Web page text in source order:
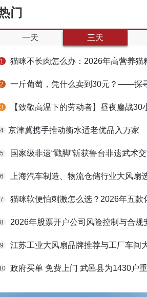
门
一天 三天
1 猫咪不长肉怎么办：2026年高营养猫
2 一斤葡萄，凭什么卖到30元？——探寻武邑悠然生态农
3 【致敬高温下的劳动者】昼夜鏖战30小时 建投衡水水务紧急
4 ​京津冀携手推动衡水适老优品入万家
5 国家级非遗“戳脚”斩获鲁台非遗武术交流大会
6 上海汽车制造、物流仓储行业大风扇选型：开勒环境上海总部本
7 猫咪软便怕刺激怎么选？2026年五款化毛片排
8 2026年股票开户公司风险控制与合规安全性评估：投资者保
9 江苏工业大风扇品牌推荐与工厂车间大吊
政府买单 免费上门 武邑县为1430户重点人群装上